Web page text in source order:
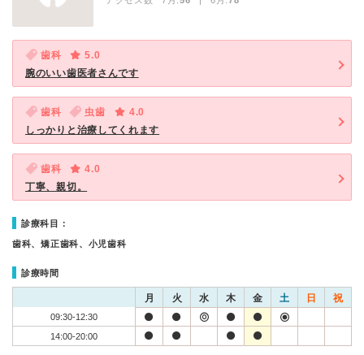
歯科
5.0
腕のいい歯医者さんです
歯科 虫歯
4.0
しっかりと治療してくれます
歯科
4.0
丁寧、親切。
診療科目：
歯科、矯正歯科、小児歯科
診療時間
月 火 水 木 金 土 日 祝
09:30-12:30
14:00-20:00